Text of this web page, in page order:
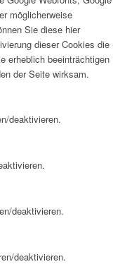
möglicherweise
Sie diese hier
dieser Cookies die
erheblich beeinträchtigen
der Seite wirksam.
deaktivieren.
deaktivieren.
deaktivieren.